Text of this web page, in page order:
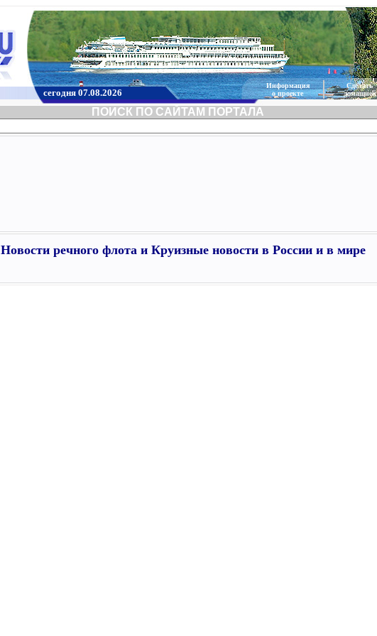
сегодня 07.08.2026
Информация
о проекте
Сделать
домашней
ПОИСК ПО САЙТАМ ПОРТАЛА
Новости речного флота и Круизные новости в России и в мире